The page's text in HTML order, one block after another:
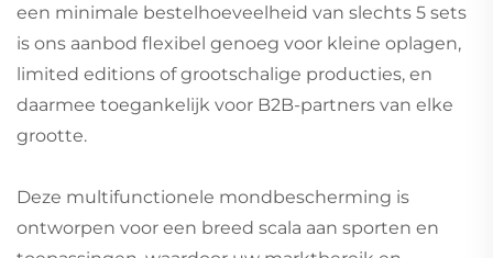
een minimale bestelhoeveelheid van slechts 5 sets
is ons aanbod flexibel genoeg voor kleine oplagen,
limited editions of grootschalige producties, en
daarmee toegankelijk voor B2B-partners van elke
grootte.
Deze multifunctionele mondbescherming is
ontworpen voor een breed scala aan sporten en